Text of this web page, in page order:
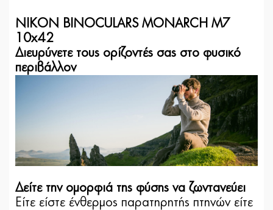
NIKON BINOCULARS MONARCH M7
10x42
Διευρύνετε τους ορίζοντές σας στο φυσικό
περιβάλλον
Δείτε την ομορφιά της φύσης να ζωντανεύει
Είτε είστε ένθερμος παρατηρητής πτηνών είτε